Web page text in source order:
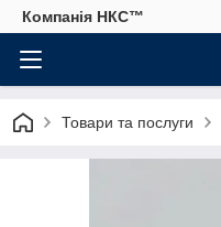
Компанія НКС™
Товари та послуги